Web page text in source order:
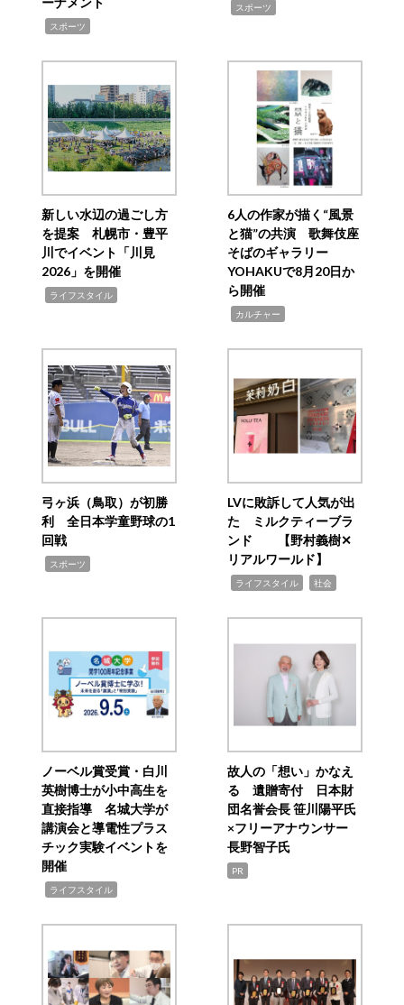
スポーツ
スポーツ
新しい水辺の過ごし方
を提案 札幌市・豊平
川でイベント「川見
2026」を開催
ライフスタイル
6人の作家が描く“風景
と猫”の共演 歌舞伎座
そばのギャラリー
YOHAKUで8月20日か
ら開催
カルチャー
弓ヶ浜（鳥取）が初勝
利 全日本学童野球の1
回戦
スポーツ
LVに敗訴して人気が出
た ミルクティーブラ
ンド 【野村義樹✕
リアルワールド】
ライフスタイル 社会
ノーベル賞受賞・白川
英樹博士が小中高生を
直接指導 名城大学が
講演会と導電性プラス
チック実験イベントを
開催
ライフスタイル
故人の「想い」かなえ
る 遺贈寄付 日本財
団名誉会長 笹川陽平氏
×フリーアナウンサー
長野智子氏
PR